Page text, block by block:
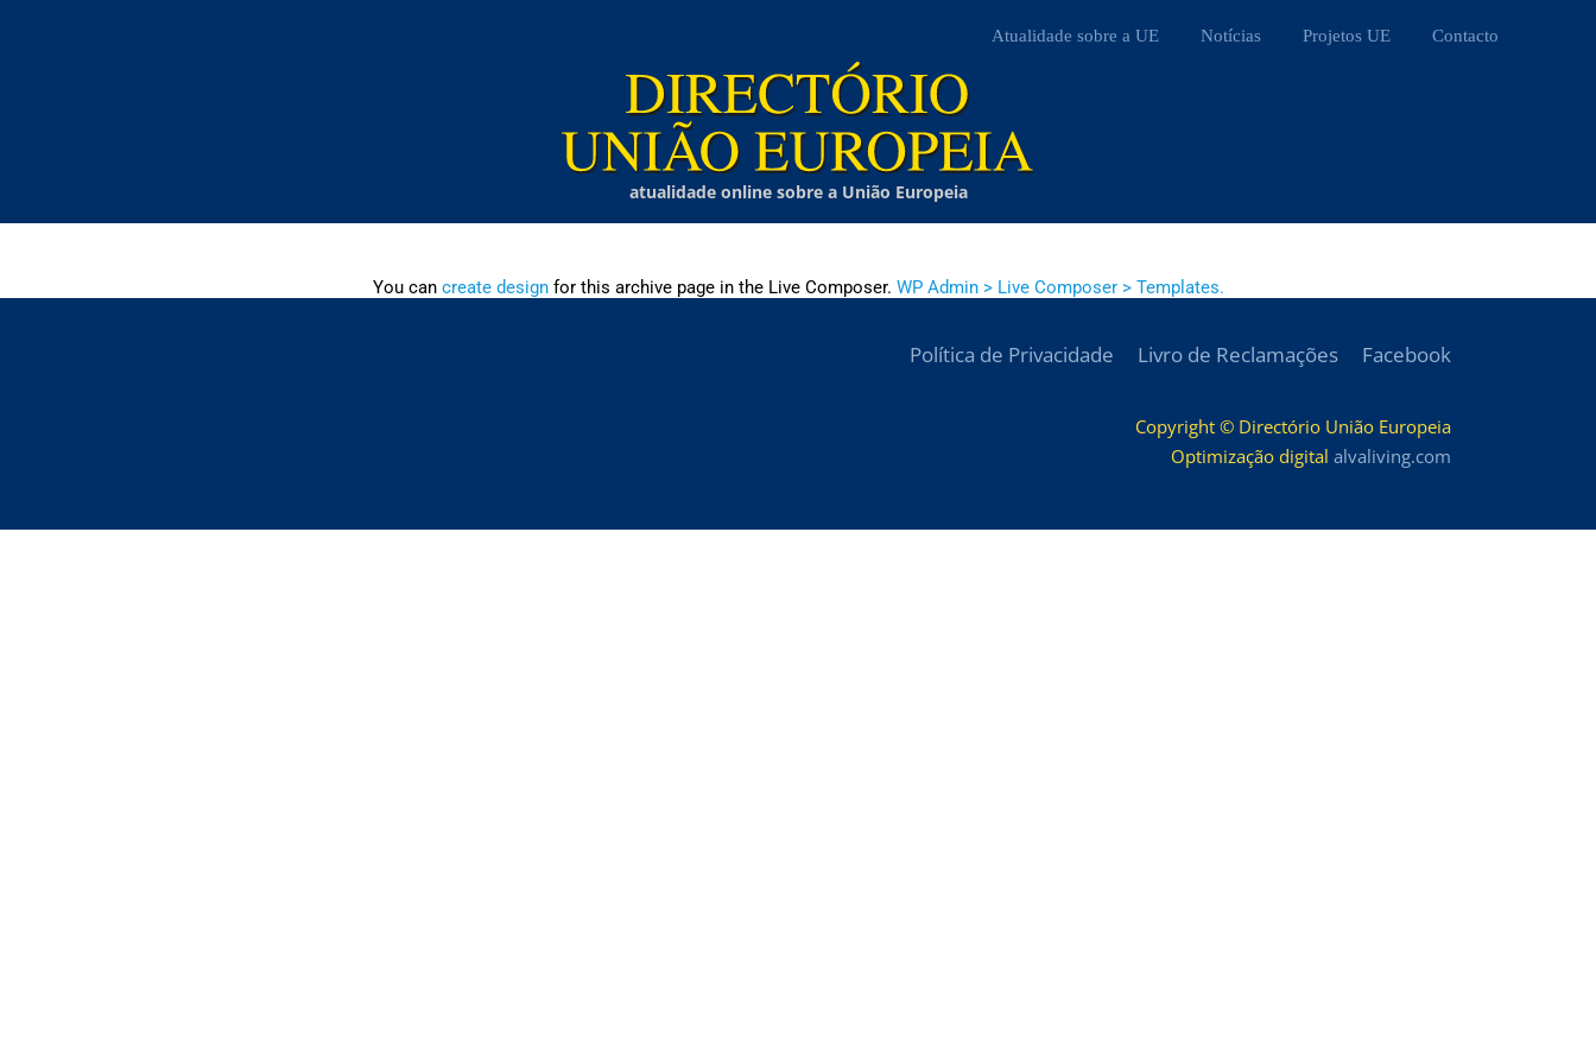
Atualidade sobre a UE Notícias Projetos UE Contacto
atualidade online sobre a União Europeia
You can create designfor this archive page in the Live Composer. WP Admin > Live Composer > Templates.
Política de Privacidade Livro de Reclamações Facebook
Copyright © Directório União Europeia
Optimização digital alvaliving.com